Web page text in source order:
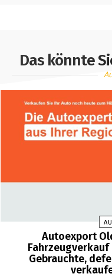
Das könnte
Autoexport
Gebrauchte,